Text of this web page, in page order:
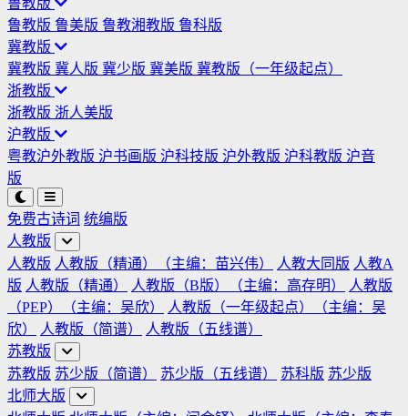
鲁教版
鲁教版 鲁美版 鲁教湘教版 鲁科版
冀教版
冀教版 冀人版 冀少版 冀美版 冀教版（一年级起点）
浙教版
浙教版 浙人美版
沪教版
粤教沪外教版 沪书画版 沪科技版 沪外教版 沪科教版 沪音
版
免费古诗词 统编版
人教版
人教版 人教版（精通）（主编：苗兴伟） 人教大同版 人教A
版 人教版（精通） 人教版（B版）（主编：高存明）
人教版
（PEP）（主编：吴欣）
人教版（一年级起点）（主编：吴
欣）
人教版（简谱）
人教版（五线谱）
苏教版
苏教版 苏少版（简谱） 苏少版（五线谱） 苏科版 苏少版
北师大版